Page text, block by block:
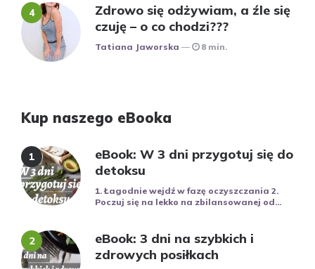
Zdrowo się odżywiam, a źle się
czuję – o co chodzi???
Posted
Tatiana Jaworska 8 min.
Kup naszego eBooka
eBook: W 3 dni przygotuj się do
detoksu
1. Łagodnie wejdź w fazę oczyszczania 2.
Poczuj się na lekko na zbilansowanej od...
eBook: 3 dni na szybkich i
zdrowych posiłkach